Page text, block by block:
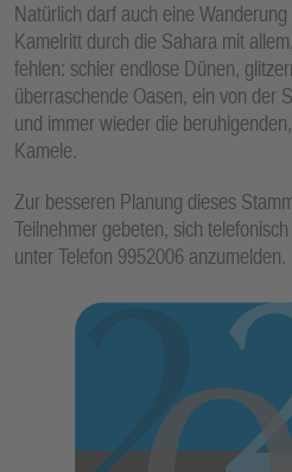
Natürlich darf auch eine
Kamelritt durch die Sahara mit
fehlen: schier endlose Dünen,
überraschende Oasen, ein von der
und immer wieder die
Kamele.
Zur besseren Planung dieses
Teilnehmer gebeten, sich
unter Telefon 9952006 anzumelden.